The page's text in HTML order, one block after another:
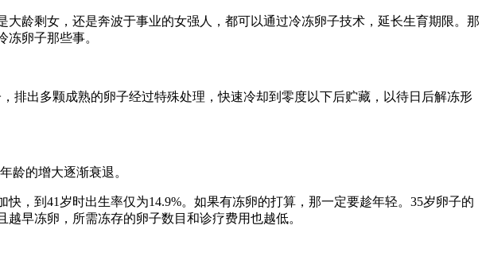
龄剩女，还是奔波于事业的女强人，都可以通过冷冻卵子技术，延长生育期限。那
卵子那些事。
排出多颗成熟的卵子经过特殊处理，快速冷却到零度以下后贮藏，以待日后解冻形
龄的增大逐渐衰退。
，到41岁时出生率仅为14.9%。如果有冻卵的打算，那一定要趁年轻。35岁卵子的
早冻卵，所需冻存的卵子数目和诊疗费用也越低。